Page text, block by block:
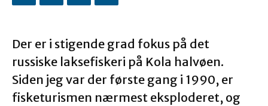
Der er i stigende grad fokus på det
russiske laksefiskeri på Kola halvøen.
Siden jeg var der første gang i 1990, er
fisketurismen nærmest eksploderet, og